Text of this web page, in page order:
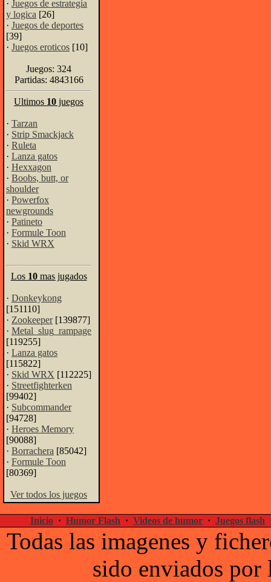
· Juegos de estrategia
y logica [26]
· Juegos de deportes
[39]
· Juegos eroticos [10]
Juegos: 324
Partidas: 4843166
Ultimos 10 juegos
· Tarzan
· Strip Smackjack
· Ruleta
· Lanza gatos
· Hexxagon
· Boobs, butt, or
shoulder
· Powerfox
newgrounds
· Patineto
· Formule Toon
· Skid WRX
Los 10mas jugados
· Donkeykong
[151110]
· Zookeeper[139877]
· Metal_slug_rampage
[119255]
· Lanza gatos
[115822]
· Skid WRX [112225]
· Streetfighterken
[99402]
· Subcommander
[94728]
· Heroes Memory
[90088]
· Borrachera [85042]
· Formule Toon
[80369]
Ver todos los juegos
Inicio · Humor Flash · Videos de humor · Juegos flash
Todas las imagenes y
sido enviados por